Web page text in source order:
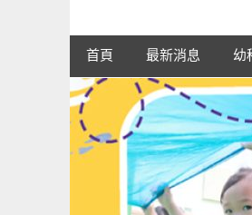
首頁 最新消息 幼